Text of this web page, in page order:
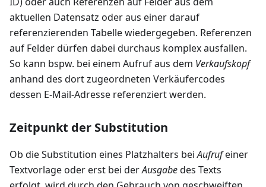
aktuellen Datensatz oder aus einer darauf
referenzierenden Tabelle wiedergegeben. Referenzen
auf Felder dürfen dabei durchaus komplex ausfallen.
So kann bspw. bei einem Aufruf aus dem Verkaufskopf
anhand des dort zugeordneten Verkäufercodes
dessen E-Mail-Adresse referenziert werden.
Zeitpunkt der Substitution
Ob die Substitution eines Platzhalters beiAufrufeiner
Textvorlage oder erst bei derAusgabedes Texts